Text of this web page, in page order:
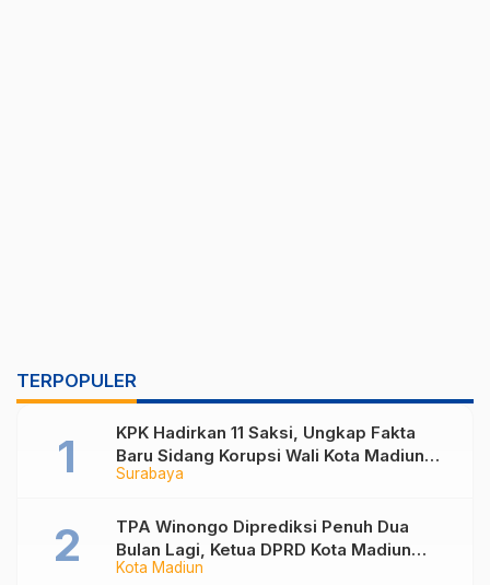
TERPOPULER
Surabaya
KPK Hadirkan 11 Saksi, Ungkap Fakta
Baru Sidang Korupsi Wali Kota Madiun
Nonaktif Maidi
Kota Madiun
TPA Winongo Diprediksi Penuh Dua
Bulan Lagi, Ketua DPRD Kota Madiun
Desak Pemkot Percepat Penanganan